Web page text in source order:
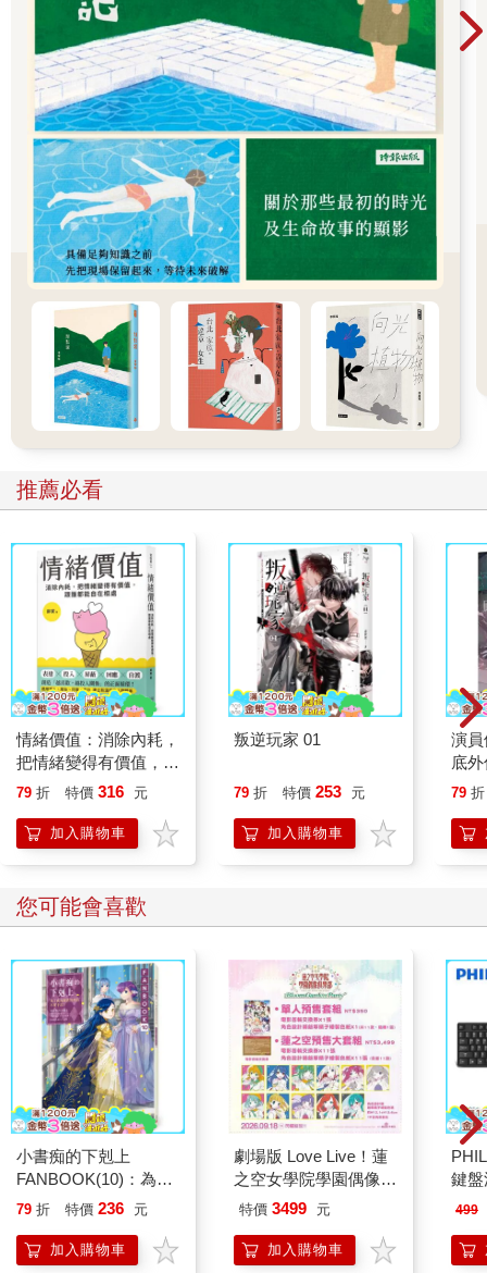
推薦必看
情緒價值：消除內耗，
把情緒變得有價值，跟
誰都能自在相處
79 折 特價 316 元
加入購物車
叛逆玩家 01
79 折 特價 253 元
加入購物車
演
底
79 折
您可能會喜歡
小書痴的下剋上
FANBOOK(10)：為了
成為圖書管理員不擇手
79 折 特價 236 元
加入購物車
劇場版 Love Live！蓮
之空女學院學園偶像俱
樂部 Bloom Garden
組
特價 3499 元
加入購物車
鍵盤
499